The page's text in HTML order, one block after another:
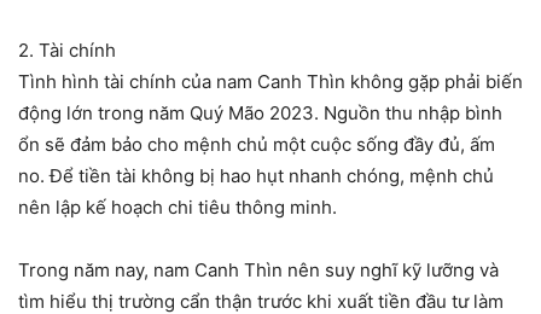
2. Tài chính
Tình hình tài chính của nam Canh Thìn không gặp phải biến
động lớn trong năm Quý Mão 2023. Nguồn thu nhập bình
ổn sẽ đảm bảo cho mệnh chủ một cuộc sống đầy đủ, ấm
no. Để tiền tài không bị hao hụt nhanh chóng, mệnh chủ
nên lập kế hoạch chi tiêu thông minh.
Trong năm nay, nam Canh Thìn nên suy nghĩ kỹ lưỡng và
tìm hiểu thị trường cẩn thận trước khi xuất tiền đầu tư làm